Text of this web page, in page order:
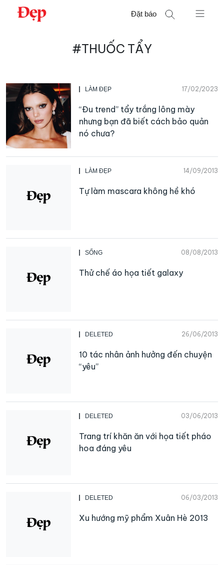
Chuyển
Đặt báo
#THUỐC TẨY
LÀM ĐẸP 17/02/2023
“Đu trend” tẩy trắng lông mày
nhưng bạn đã biết cách bảo quản
nó chưa?
LÀM ĐẸP 14/09/2013
Tự làm mascara không hề khó
SỐNG 08/08/2013
Thử chế áo họa tiết galaxy
DELETED 26/06/2013
10 tác nhân ảnh hưởng đến chuyện
“yêu”
DELETED 03/06/2013
Trang trí khăn ăn với họa tiết pháo
hoa đáng yêu
DELETED 06/03/2013
Xu hướng mỹ phẩm Xuân Hè 2013